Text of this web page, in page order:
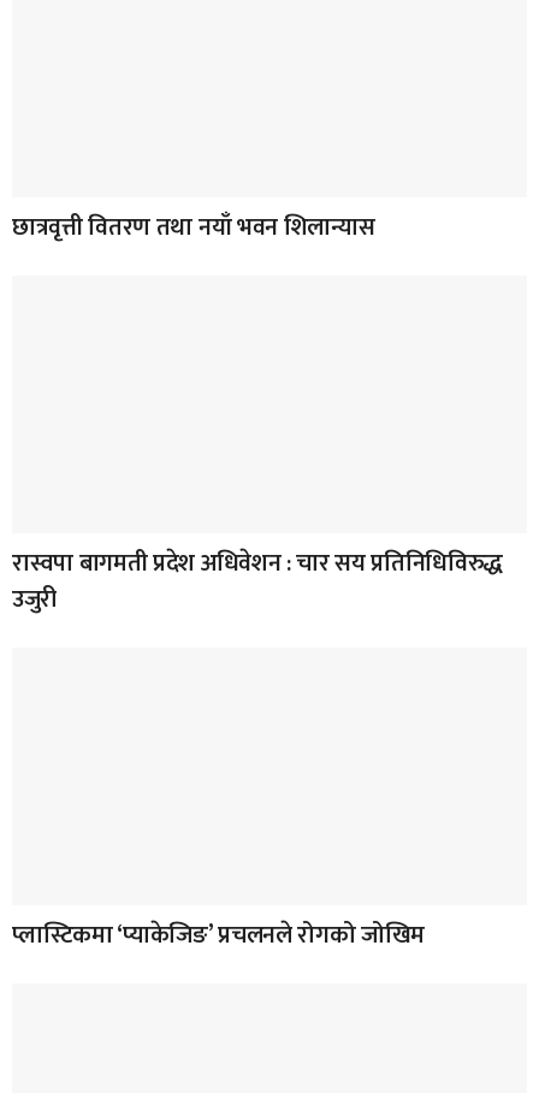
छात्रवृत्ती वितरण तथा नयाँ भवन शिलान्यास
रास्वपा बागमती प्रदेश अधिवेशन : चार सय प्रतिनिधिविरुद्ध
उजुरी
प्लास्टिकमा ‘प्याकेजिङ’ प्रचलनले रोगको जोखिम